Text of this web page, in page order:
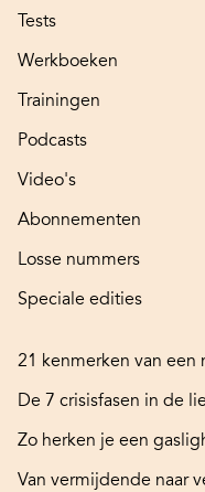
Tests
Werkboeken
Trainingen
Podcasts
Video's
Abonnementen
Losse nummers
Speciale edities
21 kenmerken van een
De 7 crisisfasen in de
Zo herken je een
Van vermijdende naar